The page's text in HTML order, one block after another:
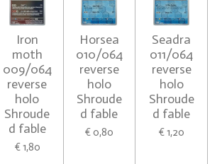
Iron
moth
009/064
reverse
holo
Shroude
d fable
€ 1,80
Horsea
010/064
reverse
holo
Shroude
d fable
€ 0,80
Seadra
011/064
reverse
holo
Shroude
d fable
€ 1,20